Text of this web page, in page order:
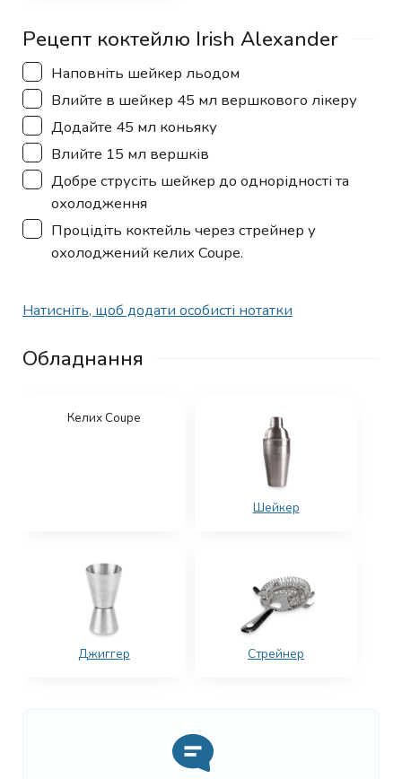
Рецепт коктейлю Irish Alexander
▢
Наповніть шейкер льодом
▢
Влийте в шейкер 45 мл вершкового лікеру
▢
Додайте 45 мл коньяку
▢
Влийте 15 мл вершків
▢
Добре струсіть шейкер до однорідності та
охолодження
▢
Процідіть коктейль через стрейнер у
охолоджений келих Coupe.
Натисніть, щоб додати особисті нотатки
Обладнання
Келих Coupe
Шейкер
Джиггер Стрейнер